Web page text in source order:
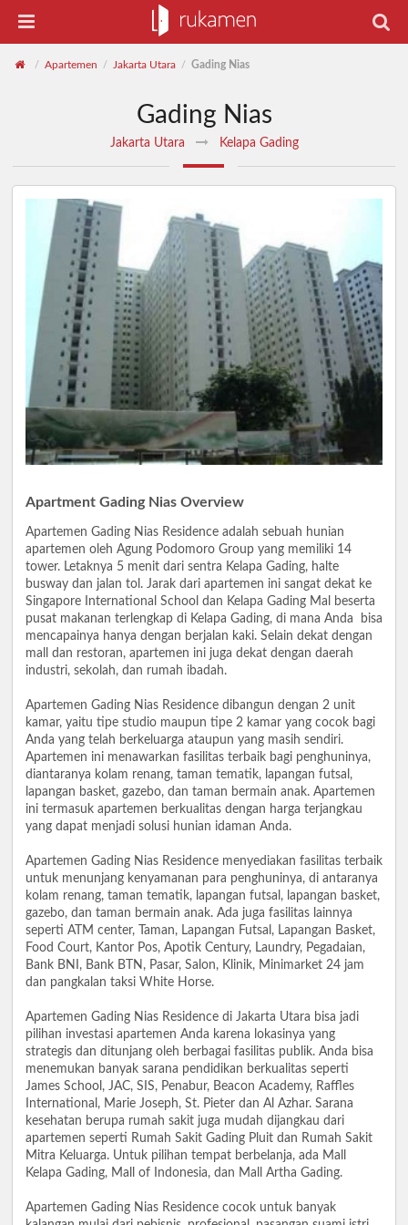
/ Apartemen / Jakarta Utara / Gading Nias
Gading Nias
Jakarta Utara Kelapa Gading
Apartment Gading Nias Overview
Apartemen Gading Nias Residence adalah sebuah hunian
apartemen oleh Agung Podomoro Group yang memiliki 14
tower. Letaknya 5 menit dari sentra Kelapa Gading, halte
busway dan jalan tol. Jarak dari apartemen ini sangat dekat ke
Singapore International School dan Kelapa Gading Mal beserta
pusat makanan terlengkap di Kelapa Gading, di mana Anda bisa
mencapainya hanya dengan berjalan kaki. Selain dekat dengan
mall dan restoran, apartemen ini juga dekat dengan daerah
industri, sekolah, dan rumah ibadah.
Apartemen Gading Nias Residence dibangun dengan 2 unit
kamar, yaitu tipe studio maupun tipe 2 kamar yang cocok bagi
Anda yang telah berkeluarga ataupun yang masih sendiri.
Apartemen ini menawarkan fasilitas terbaik bagi penghuninya,
diantaranya kolam renang, taman tematik, lapangan futsal,
lapangan basket, gazebo, dan taman bermain anak. Apartemen
ini termasuk apartemen berkualitas dengan harga terjangkau
yang dapat menjadi solusi hunian idaman Anda.
Apartemen Gading Nias Residence menyediakan fasilitas terbaik
untuk menunjang kenyamanan para penghuninya, di antaranya
kolam renang, taman tematik, lapangan futsal, lapangan basket,
gazebo, dan taman bermain anak. Ada juga fasilitas lainnya
seperti ATM center, Taman, Lapangan Futsal, Lapangan Basket,
Food Court, Kantor Pos, Apotik Century, Laundry, Pegadaian,
Bank BNI, Bank BTN, Pasar, Salon, Klinik, Minimarket 24 jam
dan pangkalan taksi White Horse.
Apartemen Gading Nias Residence di Jakarta Utara bisa jadi
pilihan investasi apartemen Anda karena lokasinya yang
strategis dan ditunjang oleh berbagai fasilitas publik. Anda bisa
menemukan banyak sarana pendidikan berkualitas seperti
James School, JAC, SIS, Penabur, Beacon Academy, Raffles
International, Marie Joseph, St. Pieter dan Al Azhar. Sarana
kesehatan berupa rumah sakit juga mudah dijangkau dari
apartemen seperti Rumah Sakit Gading Pluit dan Rumah Sakit
Mitra Keluarga. Untuk pilihan tempat berbelanja, ada Mall
Kelapa Gading, Mall of Indonesia, dan Mall Artha Gading.
Apartemen Gading Nias Residence cocok untuk banyak